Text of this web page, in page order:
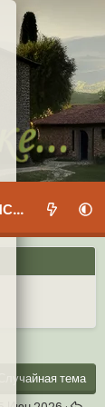
форуме
Случайная тема